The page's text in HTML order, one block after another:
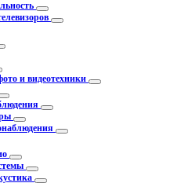
и видеотехники